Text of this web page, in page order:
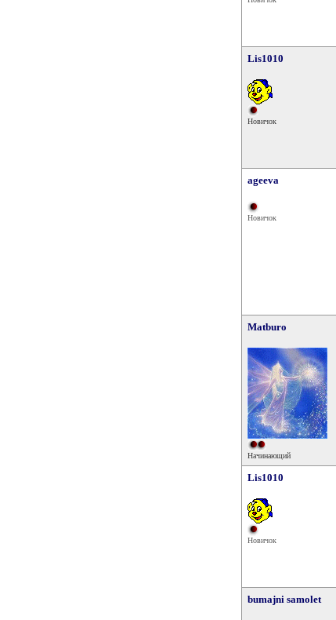
Lis1010
Новичок
ageeva
Новичок
Matburo
Начинающий
Lis1010
Новичок
bumajni samolet